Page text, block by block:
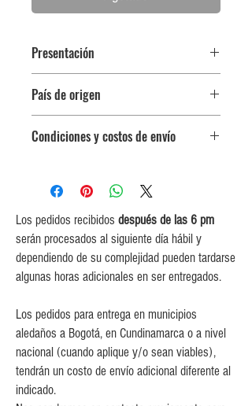
Presentación
País de origen
Condiciones y costos de envío
iguales o mayores a $350,000.
$5,000 para pedidos entre
$150,000 y $349,999.
$10,000 para pedidos entre
$80,000 y $149,999.
$15,000 para pedidos menores de
$80,000
Los pedidos recibidos después de las 6 pm
serán procesados al siguiente día hábil y
dependiendo de su complejidad pueden tardarse
algunas horas adicionales en ser entregados.
Los pedidos para entrega en municipios
aledaños a Bogotá, en Cundinamarca o a nivel
nacional (cuando aplique y/o sean viables),
tendrán un costo de envío adicional diferente al
indicado.